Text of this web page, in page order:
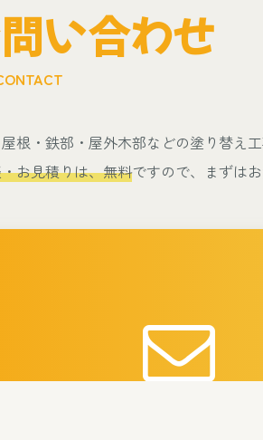
い合わせ
根・鉄部・屋外木部などの塗り替え
お見積りは、無料ですので、まずは